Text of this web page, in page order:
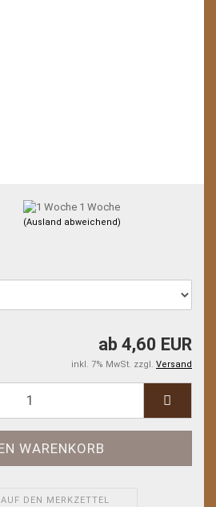
1 Woche
(Ausland abweichend)
ab 4,60 EUR
inkl. 7% MwSt. zzgl. Versand
AUF DEN MERKZETTEL